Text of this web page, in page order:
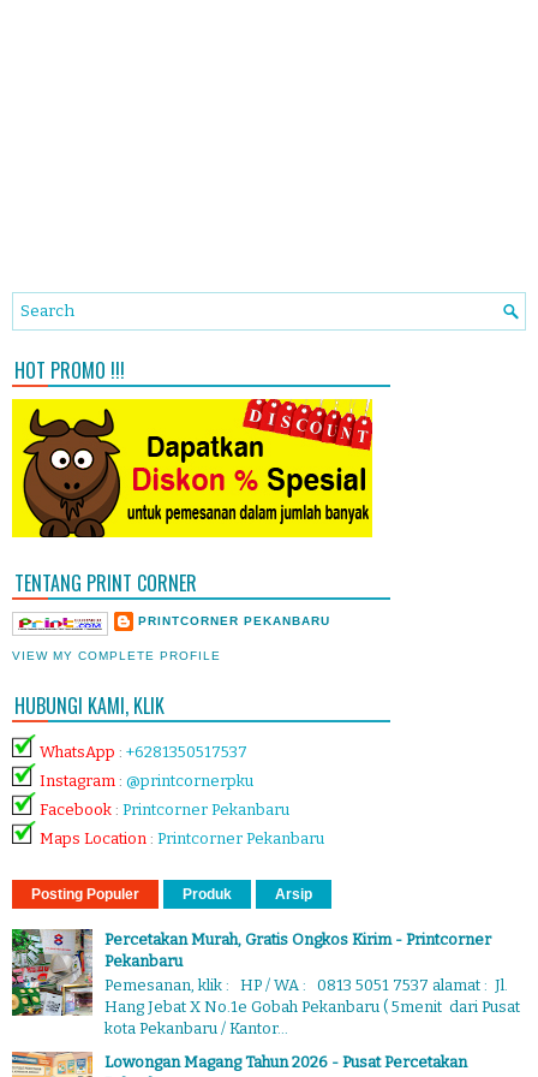
HOT PROMO !!!
TENTANG PRINT CORNER
PRINTCORNER PEKANBARU
VIEW MY COMPLETE PROFILE
HUBUNGI KAMI, KLIK
WhatsApp : +6281350517537
Instagram : @printcornerpku
Facebook : Printcorner Pekanbaru
Maps Location : Printcorner Pekanbaru
Posting Populer Produk Arsip
Percetakan Murah, Gratis Ongkos Kirim - Printcorner
Pekanbaru
Pemesanan, klik : HP / WA : 0813 5051 7537 alamat : Jl.
Hang Jebat X No.1e Gobah Pekanbaru ( 5menit dari Pusat
kota Pekanbaru / Kantor...
Lowongan Magang Tahun 2026 - Pusat Percetakan